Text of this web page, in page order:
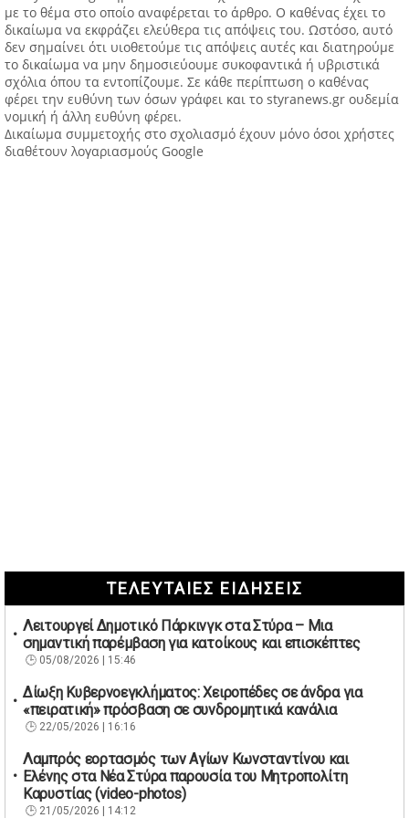
με το θέμα στο οποίο αναφέρεται το άρθρο. Ο καθένας έχει το
δικαίωμα να εκφράζει ελεύθερα τις απόψεις του. Ωστόσο, αυτό
δεν σημαίνει ότι υιοθετούμε τις απόψεις αυτές και διατηρούμε
το δικαίωμα να μην δημοσιεύουμε συκοφαντικά ή υβριστικά
σχόλια όπου τα εντοπίζουμε. Σε κάθε περίπτωση ο καθένας
φέρει την ευθύνη των όσων γράφει και το styranews.gr ουδεμία
νομική ή άλλη ευθύνη φέρει.
Δικαίωμα συμμετοχής στο σχολιασμό έχουν μόνο όσοι χρήστες
διαθέτουν λογαριασμούς Google
ΤΕΛΕΥΤΑΙΕΣ ΕΙΔΗΣΕΙΣ
Λειτουργεί Δημοτικό Πάρκινγκ στα Στύρα – Μια
σημαντική παρέμβαση για κατοίκους και επισκέπτες
05/08/2026 | 15:46
Δίωξη Κυβερνοεγκλήματος: Χειροπέδες σε άνδρα για
«πειρατική» πρόσβαση σε συνδρομητικά κανάλια
22/05/2026 | 16:16
Λαμπρός εορτασμός των Αγίων Κωνσταντίνου και
Ελένης στα Νέα Στύρα παρουσία του Μητροπολίτη
Καρυστίας (video-photos)
21/05/2026 | 14:12